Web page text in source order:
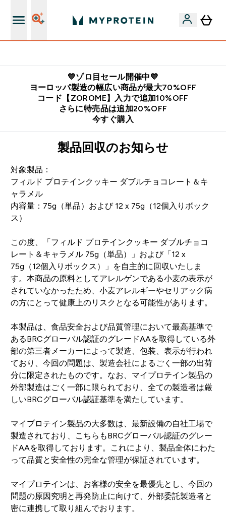
💙ゾロ目セール開催中💙
ヨーロッパ製造の幅広い商品が最大70%OFF
コード【ZOROME】入力で追加10%OFF
さらに特売品は追加20%OFF
今すぐ購入
製品回収のお知らせ
対象製品：
フィルド プロテインクッキー ダブルチョコレート＆キ
ャラメル
内容量：75g（単品）および 12 x 75g（12個入りボック
ス）
この度、「フィルド プロテインクッキー ダブルチョコ
レート＆キャラメル 75g（単品）」および「12 x
75g（12個入りボックス）」を自主的に回収いたしま
す。本商品の原料としてアレルゲンである小麦の表示が
されていなかったため、小麦アレルギーやセリアック病
の方にとって健康上のリスクとなる可能性があります。
本製品は、食品安全および品質管理において最高基準で
あるBRCグローバル認証のグレードAAを取得している外
部の第三者メーカーによって製造、包装、表示が行われ
ており、今回の問題は、製造会社によるごく一部の出荷
分に限定されたものです。なお、マイプロテイン製品の
外部製造はごく一部に限られており、全ての製造者は厳
しいBRCグローバル認証基準を満たしています。
マイプロテイン製品の大多数は、最新設備の自社工場で
製造されており、こちらもBRCグローバル認証のグレー
ドAAを取得しております。これにより、製品全体にわた
って品質と安全性の完全な管理が保証されています。
マイプロテインは、お客様の安全を最優先とし、今回の
問題の原因究明と再発防止に向けて、外部委託製造者と
密に連携して取り組んでおります。